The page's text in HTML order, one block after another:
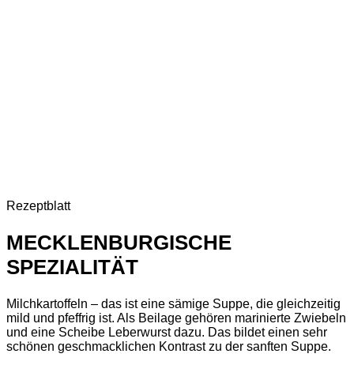
Rezeptblatt
MECKLENBURGISCHE
SPEZIALITÄT
Milchkartoffeln – das ist eine sämige Suppe, die gleichzeitig
mild und pfeffrig ist. Als Beilage gehören marinierte Zwiebeln
und eine Scheibe Leberwurst dazu. Das bildet einen sehr
schönen geschmacklichen Kontrast zu der sanften Suppe.